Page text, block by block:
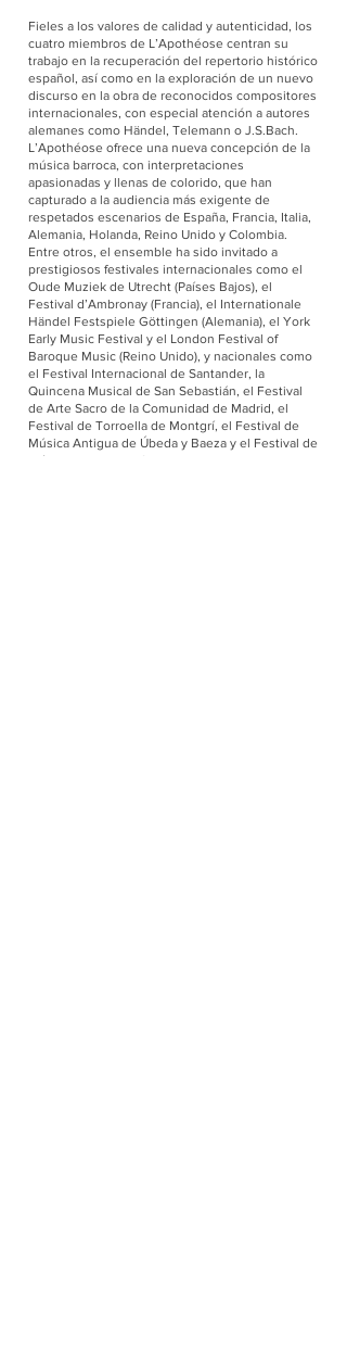
Fieles a los valores de calidad y autenticidad, los
cuatro miembros de L’Apothéose centran su
trabajo en la recuperación del repertorio histórico
español, así como en la exploración de un nuevo
discurso en la obra de reconocidos compositores
internacionales, con especial atención a autores
alemanes como Händel, Telemann o J.S.Bach.
L’Apothéose ofrece una nueva concepción de la
música barroca, con interpretaciones
apasionadas y llenas de colorido, que han
capturado a la audiencia más exigente de
respetados escenarios de España, Francia, Italia,
Alemania, Holanda, Reino Unido y Colombia.
Entre otros, el ensemble ha sido invitado a
prestigiosos festivales internacionales como el
Oude Muziek de Utrecht (Países Bajos), el
Festival d’Ambronay (Francia), el Internationale
Händel Festspiele Göttingen (Alemania), el York
Early Music Festival y el London Festival of
Baroque Music (Reino Unido), y nacionales como
el Festival Internacional de Santander, la
Quincena Musical de San Sebastián, el Festival
de Arte Sacro de la Comunidad de Madrid, el
Festival de Torroella de Montgrí, el Festival de
Música Antigua de Úbeda y Baeza y el Festival de
Música Antigua de Sevilla, entre otros. En la